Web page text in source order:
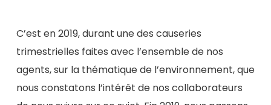
C’est en 2019, durant une des causeries
trimestrielles faites avec l’ensemble de nos
agents, sur la thématique de l’environnement, que
nous constatons l’intérêt de nos collaborateurs